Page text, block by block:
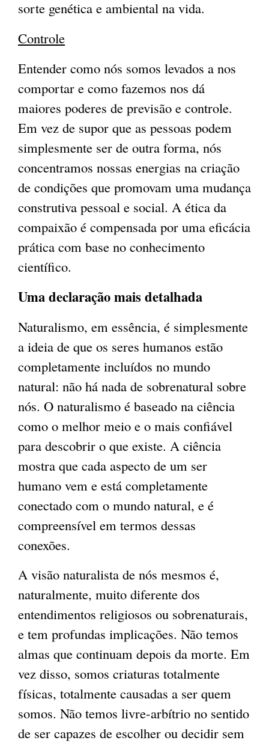
sorte genética e ambiental na vida.
Controle
Entender como nós somos levados a nos
comportar e como fazemos nos dá
maiores poderes de previsão e controle.
Em vez de supor que as pessoas podem
simplesmente ser de outra forma, nós
concentramos nossas energias na criação
de condições que promovam uma mudança
construtiva pessoal e social. A ética da
compaixão é compensada por uma eficácia
prática com base no conhecimento
científico.
Uma declaração mais detalhada
Naturalismo, em essência, é simplesmente
a ideia de que os seres humanos estão
completamente incluídos no mundo
natural: não há nada de sobrenatural sobre
nós. O naturalismo é baseado na ciência
como o melhor meio e o mais confiável ​​
para descobrir o que existe. A ciência
mostra que cada aspecto de um ser
humano vem e está completamente
conectado com o mundo natural, e é
compreensível em termos dessas
conexões.
A visão naturalista de nós mesmos é,
naturalmente, muito diferente dos
entendimentos religiosos ou sobrenaturais,
e tem profundas implicações. Não temos
almas que continuam depois da morte. Em
vez disso, somos criaturas totalmente
físicas, totalmente causadas ​​a ser quem
somos. Não temos livre-arbítrio no sentido
de ser capazes de escolher ou decidir sem